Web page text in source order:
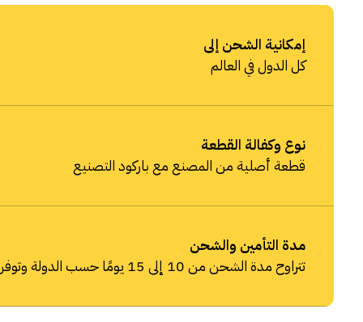
إمكانية الشحن إلى
كل الدول في العالم
نوع وكفالة القطعة
قطعة أصلية من المصنع مع باركود التصنيع
مدة التأمين والشحن
تتراوح مدة الشحن من 10 إلى 15 يومًا حسب الدولة وتوفر شركات الشحن